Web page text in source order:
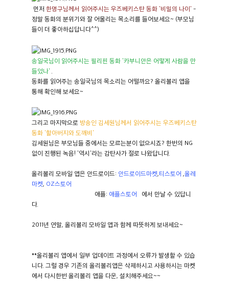
먼저 한명구님께서 읽어주시는 우즈베키스탄 동화 '비밀의 나이' -
정말 동화의 분위기와 잘 어울리는 목소리를 들어보세요~ (부모님
들이 더 좋아하십답니다^^)
송일국님이 읽어주시는 필리핀 동화 '카부니안은 어떻게 사람을 만
들었나'
동화를 읽어주는 송일국님의 목소리는 어떨까요? 올리볼리 앱을
통해 확인해 보세요~
그리고 마지막으로 방송인 김세원님께서 읽어주시는 우즈베키스탄
동화 '할아버지와 도깨비'
김세원님은 부모님들 중에서는 모르는분이 없으시죠? 한번의 NG
없이 진행된 녹음! '역시'라는 감탄사가 절로 나왔답니다.
올리볼리 모바일 앱은 안드로이드: 안드로이드마켓,티스토어,올레
마켓, OZ스토어
애플: 애플스토어 에서 만날 수 있답니
다.
2011년 연말, 올리볼리 모바일 앱과 함께 따뜻하게 보내세요~
**올리볼리 앱에서 일부 업데이트 과정에서 오류가 발생할 수 있습
니다. 그럴 경우 기존의 올리볼리앱은 삭제하시고 사용하시는 마켓
에서 다시한번 올리볼리 앱을 다운, 설치해주세요~~